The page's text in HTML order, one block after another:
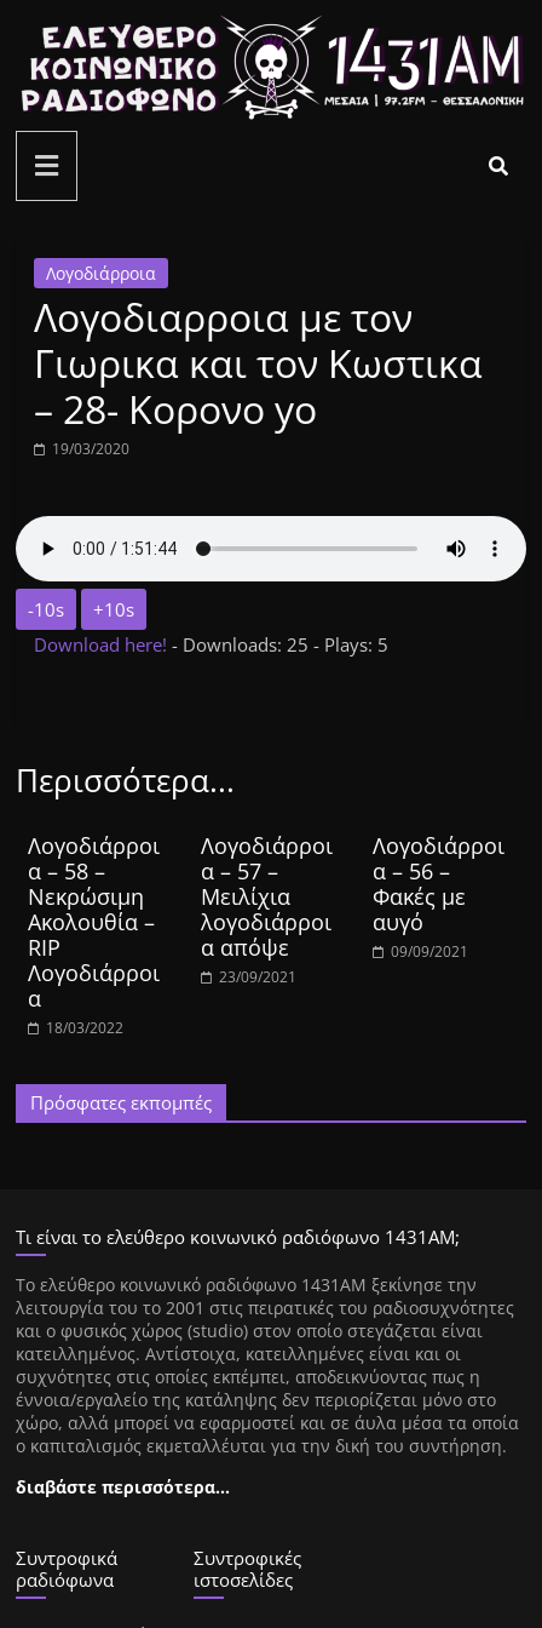
περιεχόμενο
ελεύθερο
κοινωνικό
ραδιόφωνο
1431AM
Λογοδιάρροια
Λογοδιαρροια με τον
Γιωρικα και τον Κωστικα
– 28- Κορονο yo
19/03/2020
-10s
+10s
Download here!- Downloads: 25 - Plays: 5
Περισσότερα...
Λογοδιάρροι
α – 58 –
Νεκρώσιμη
Ακολουθία –
RIP
Λογοδιάρροι
α
18/03/2022
Λογοδιάρροι
α – 57 –
Μειλίχια
λογοδιάρροι
α απόψε
23/09/2021
Λογοδιάρροι
α – 56 –
Φακές με
αυγό
09/09/2021
Πρόσφατες εκπομπές
Τι είναι το ελεύθερο κοινωνικό ραδιόφωνο 1431ΑΜ;
Tο ελεύθερο κοινωνικό ραδιόφωνο 1431AM ξεκίνησε την
λειτουργία του το 2001 στις πειρατικές του ραδιοσυχνότητες
και ο φυσικός χώρος (studio) στον οποίο στεγάζεται είναι
κατειλλημένος. Αντίστοιχα, κατειλλημένες είναι και οι
συχνότητες στις οποίες εκπέμπει, αποδεικνύοντας πως η
έννοια/εργαλείο της κατάληψης δεν περιορίζεται μόνο στο
χώρο, αλλά μπορεί να εφαρμοστεί και σε άυλα μέσα τα οποία
ο καπιταλισμός εκμεταλλέυται για την δική του συντήρηση.
διαβάστε περισσότερα…
Συντροφικά
ραδιόφωνα
Συντροφικές
ιστοσελίδες